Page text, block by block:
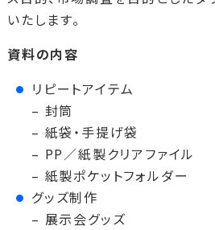
いたします。
資料の内容
リピートアイテム
– 封筒
– 紙袋・手提げ袋
– PP／紙製クリアファイル
– 紙製ポケットフォルダー
グッズ制作
– 展示会グッズ